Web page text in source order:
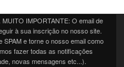
IMPORTANTE: O email de
à sua inscrição no nosso site.
SPAM e torne o nosso email como
fazer todas as notificações
novas mensagens etc...).